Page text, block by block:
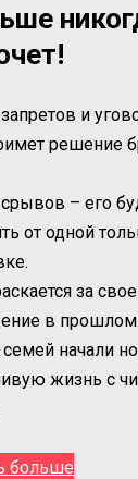
запретов и
решение
срывов – его
от одной
за свое
в прошлом.
семей начали
жизнь с
больше